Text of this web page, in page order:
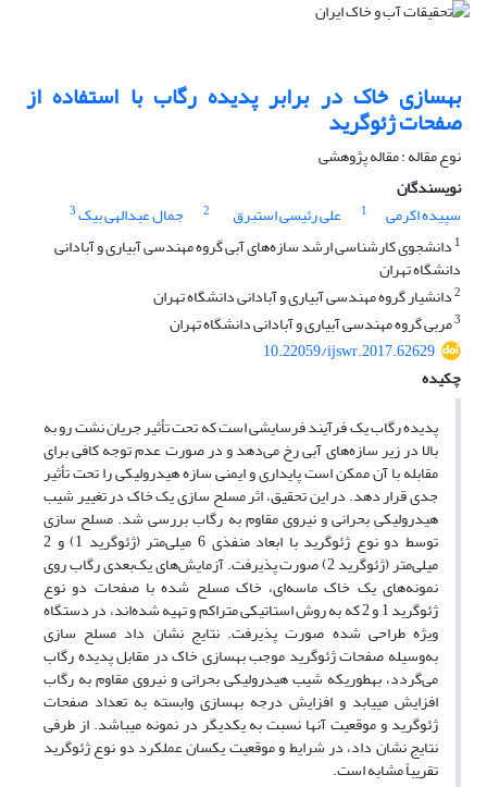
بهسازی خاک در برابر پدیده رگاب با استفاده از
صفحات ژئوگرید
نوع مقاله : مقاله پژوهشی
نویسندگان
سپیده اکرمی
1 علی رئیسی استبرق 2 جمال عبدالهی بیک3
1 دانشجوی کارشناسی ارشد سازه‌های آبی گروه مهندسی آبیاری و آبادانی
دانشگاه تهران
2دانشیار گروه مهندسی آبیاری و آبادانی دانشگاه تهران
3مربی گروه مهندسی آبیاری و آبادانی دانشگاه تهران
10.22059/ijswr.2017.62629
چکیده
پدیده رگاب یک فرآیند فرسایشی است که تحت تأثیر جریان نشت رو به
بالا در زیر سازه‌های آبی رخ می‌دهد و در صورت عدم توجه کافی برای
مقابله با آن ممکن است پایداری و ایمنی سازه هیدرولیکی را تحت تأثیر
جدی قرار دهد. در این تحقیق، اثر مسلح سازی یک خاک در تغییر شیب
هیدرولیکی بحرانی و نیروی مقاوم به رگاب بررسی شد. مسلح سازی
توسط دو نوع ژئوگرید با ابعاد منفذی 6 میلی‌متر (ژئوگرید 1) و 2
میلی‌متر (ژئوگرید 2) صورت پذیرفت. آزمایش‌های یک‌بعدی رگاب روی
نمونه‌های یک خاک ماسه‌ای، خاک مسلح شده با صفحات دو نوع
ژئوگرید 1 و 2 که به روش استاتیکی متراکم و تهیه شده‌اند، در دستگاه
ویژه طراحی شده صورت پذیرفت. نتایج نشان داد مسلح سازی
به‌وسیله صفحات ژئوگرید موجب بهسازی خاک در مقابل پدیده رگاب
می‌گردد، به­طوری­که شیب هیدرولیکی بحرانی و نیروی مقاوم به رگاب
افزایش می­یابد و افزایش درجه بهسازی وابسته به تعداد صفحات
ژئوگرید و موقعیت آن­ها نسبت به یکدیگر در نمونه می­باشد. از طرفی
نتایج نشان داد، در شرایط و موقعیت یکسان عملکرد دو نوع ژئوگرید
تقریباً مشابه است.